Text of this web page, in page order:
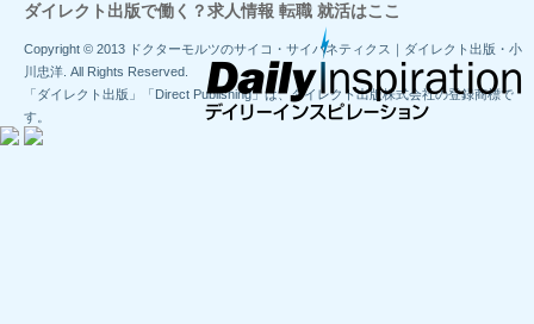
ダイレクト出版で働く？求人情報 転職 就活はここ
Copyright © 2013 ドクターモルツのサイコ・サイバネティクス｜ダイレクト出版・小
川忠洋. All Rights Reserved.
「ダイレクト出版」「Direct Publishing」は、ダイレクト出版株式会社の登録商標で
す。